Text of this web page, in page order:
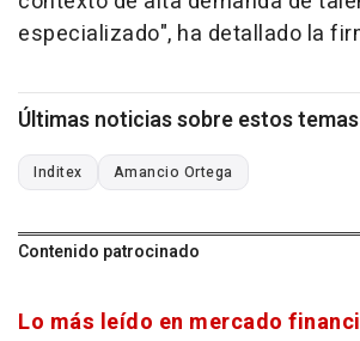
especializado", ha detallado la
Últimas noticias sobre estos temas
Inditex Amancio Ortega
Contenido patrocinado
Lo más leído en mercado